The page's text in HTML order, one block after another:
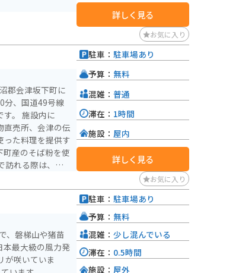
詳しく見る
お気に入り
郡会津坂下町に
分、国道49号線
内に
直売所、会津の伝
った料理を提供す
町産のそば粉を使
会津藩校日新館」
観光スポットが
景色を楽しむツ
駐車： 駐車場あり
予算： 無料
混雑： 普通
滞在： 1時間
施設： 屋内
詳しく見る
お気に入り
、磐梯山や猪苗
本最大級の風力発
が咲いていま
駐車： 駐車場あり
予算： 無料
混雑： 少し混んでいる
滞在： 0.5時間
施設： 屋外